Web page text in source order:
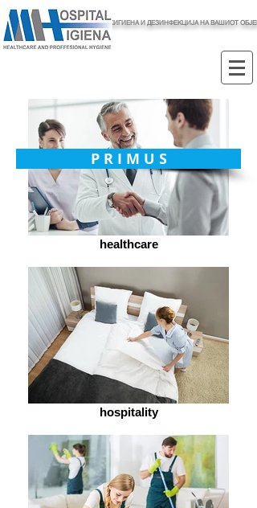
ХИГИЕНА И ДЕЗИНФЕКЦИЈА НА ВАШИОТ
healthcare
hospitality
P R I M U S